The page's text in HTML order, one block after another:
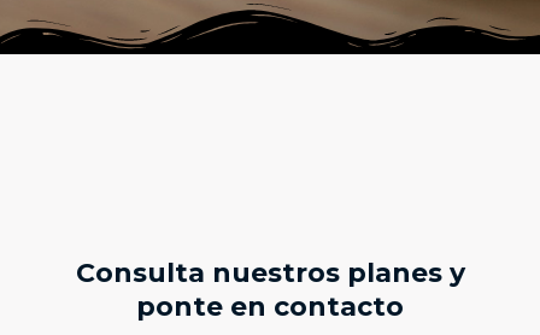
Consulta nuestros planes y
ponte en contacto